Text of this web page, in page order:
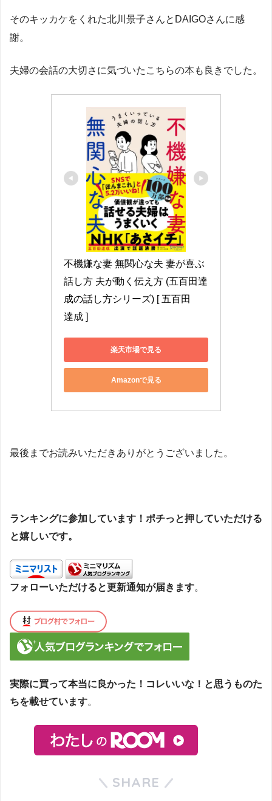
そのキッカケをくれた北川景子さんとDAIGOさんに感
謝。
夫婦の会話の大切さに気づいたこちらの本も良きでした。
不機嫌な妻 無関心な夫 妻が喜ぶ
話し方 夫が動く伝え方 (五百田達
成の話し方シリーズ) [ 五百田
達成 ]
楽天市場で見る
Amazonで見る
最後までお読みいただきありがとうございました。
ランキングに参加しています！ポチっと押していただける
と嬉しいです。
フォローいただけると更新通知が届きます。
実際に買って本当に良かった！コレいいな！と思うものた
ちを載せています。
SHARE